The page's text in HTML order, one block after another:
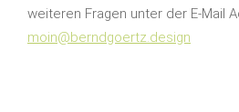
weiteren Fragen unter der E-Mail
moin@berndgoertz.design